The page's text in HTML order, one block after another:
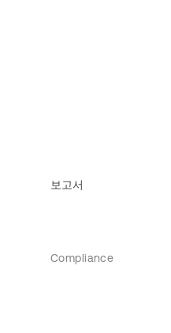
보고서
Compliance